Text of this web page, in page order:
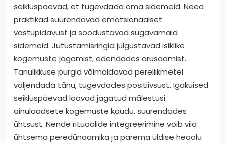
seikluspäevad, et tugevdada oma sidemeid. Need
praktikad suurendavad emotsionaalset
vastupidavust ja soodustavad sügavamaid
sidemeid. Jutustamisringid julgustavad isiklike
kogemuste jagamist, edendades arusaamist.
Tänulikkuse purgid võimaldavad pereliikmetel
väljendada tänu, tugevdades positiivsust. Igakuised
seikluspäevad loovad jagatud mälestusi
ainulaadsete kogemuste kaudu, suurendades
ühtsust. Nende rituaalide integreerimine võib viia
ühtsema peredünaamika ja parema üldise heaolu